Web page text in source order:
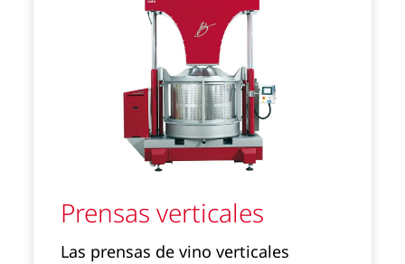
Prensas verticales
Las prensas de vino verticales